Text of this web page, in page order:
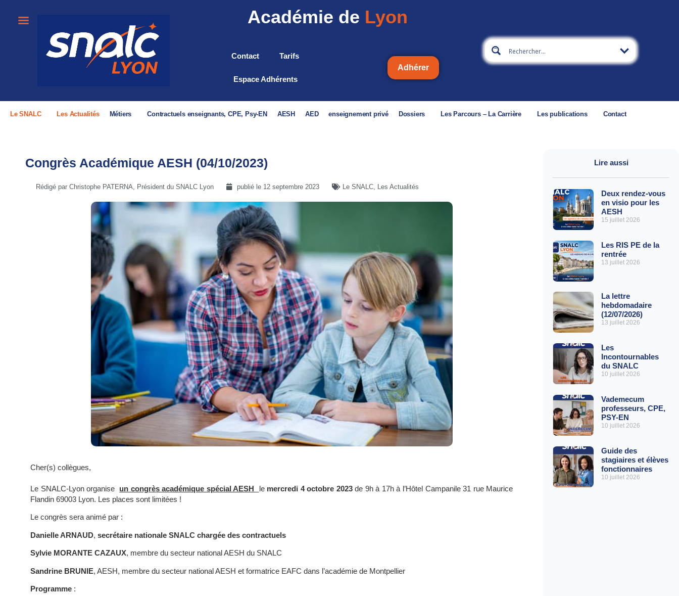
Académie de Lyon
Contact Tarifs
Espace Adhérents
Adhérer
Le SNALC Les Actualités Métiers Contractuels enseignants, CPE, Psy-EN AESH AED enseignement privé Dossiers Les Parcours – La Carrière Les publications Contact
Congrès Académique AESH (04/10/2023)
Rédigé par Christophe PATERNA, Président du SNALC Lyon publié le 12 septembre 2023 Le SNALC, Les Actualités
Cher(s) collègues,
Le SNALC-Lyon organise un congrès académique spécial AESH le mercredi 4 octobre 2023de 9h à 17h à l’Hôtel Campanile 31 rue Maurice
Flandin 69003 Lyon. Les places sont limitées !
Le congrès sera animé par :
Danielle ARNAUD, secrétaire nationale SNALC chargée des contractuels
Sylvie MORANTE CAZAUX, membre du secteur national AESH du SNALC
Sandrine BRUNIE, AESH, membre du secteur national AESH et formatrice EAFC dans l’académie de Montpellier
Programme :
Lire aussi
Deux rendez-vous
en visio pour les
AESH
15 juillet 2026
Les RIS PE de la
rentrée
13 juillet 2026
La lettre
hebdomadaire
(12/07/2026)
13 juillet 2026
Les
Incontournables
du SNALC
10 juillet 2026
Vademecum
professeurs, CPE,
PSY-EN
10 juillet 2026
Guide des
stagiaires et élèves
fonctionnaires
10 juillet 2026